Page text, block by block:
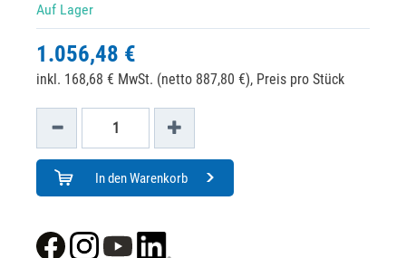
Auf Lager
1.056,48 €
inkl. 168,68 € MwSt. (netto 887,80 €), Preis pro Stück
In den Warenkorb